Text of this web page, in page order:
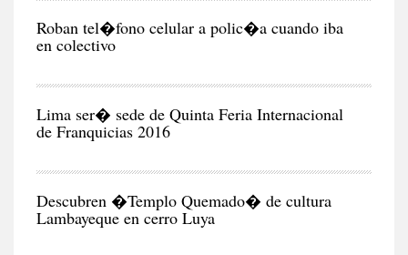
Roban tel�fono celular a polic�a cuando iba
en colectivo
Lima ser� sede de Quinta Feria Internacional
de Franquicias 2016
Descubren �Templo Quemado� de cultura
Lambayeque en cerro Luya